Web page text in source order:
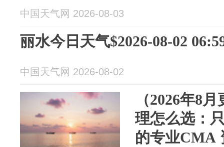
中国天气网 2026-08-03
丽水今日天气$2026-08-02
中国天气网 2026-08-02
（2026年8
理怎么选：
的专业